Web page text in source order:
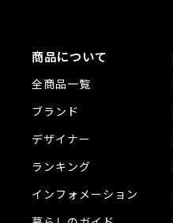
商品について
全商品一覧
ブランド
デザイナー
ランキング
インフォメーション